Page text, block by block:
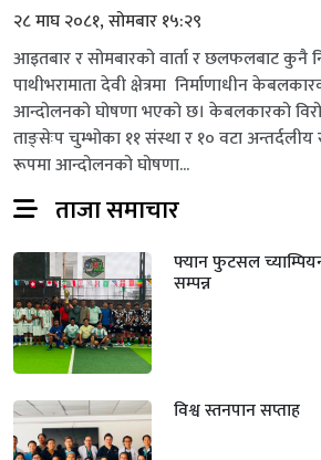
२८ माघ २०८१, सोमबार १५:२९
आइतबार र सोमबारको वार्ता र छलफलबाट कुनै
पाथीभरामाता देवी क्षेत्रमा निर्माणाधीन
आन्दोलनको घोषणा भएको छ। केबलकारको
ताङ्सेःप चुम्भोका ११ संस्था र १० वटा अन्तर्दलीय
रूपमा आन्दोलनको घोषणा...
ताजा समाचार
फ्यान फुटसल
सम्पन्न
विश्व स्तनपान सप्ताह